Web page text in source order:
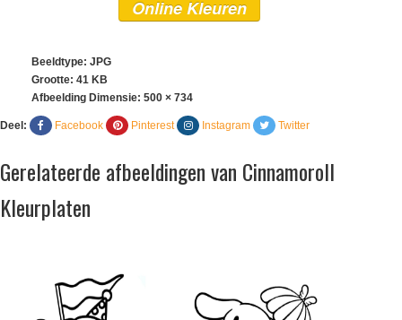
Online Kleuren
Beeldtype: JPG
Grootte: 41 KB
Afbeelding Dimensie: 500 × 734
Deel: Facebook Pinterest Instagram Twitter
Gerelateerde afbeeldingen van Cinnamoroll
Kleurplaten